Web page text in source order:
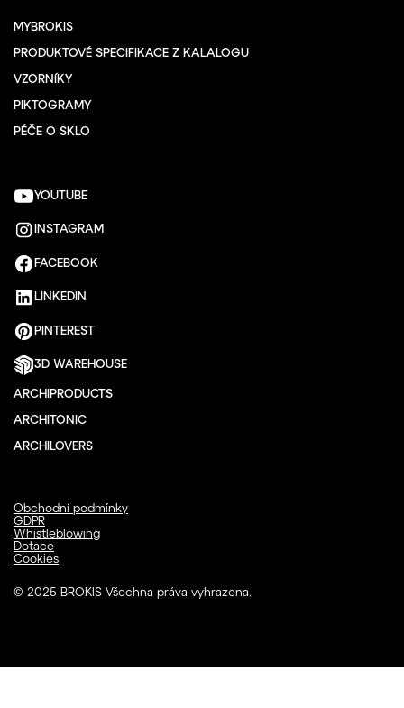
MYBROKIS
PRODUKTOVÉ SPECIFIKACE Z KALALOGU
VZORNÍKY
PIKTOGRAMY
PÉČE O SKLO
YOUTUBE
INSTAGRAM
FACEBOOK
LINKEDIN
PINTEREST
3D WAREHOUSE
ARCHIPRODUCTS
ARCHITONIC
ARCHILOVERS
© 2025 BROKIS Všechna práva vyhrazena.
Obchodní podmínky
GDPR
Whistleblowing
Dotace
Cookies